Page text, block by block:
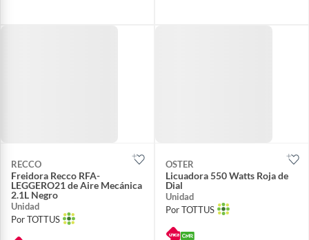
RECCO
Freidora Recco RFA-
LEGGERO21 de Aire Mecánica
2.1L Negro
Unidad
Por TOTTUS
OSTER
Licuadora 550 Watts Roja de
Dial
Unidad
Por TOTTUS